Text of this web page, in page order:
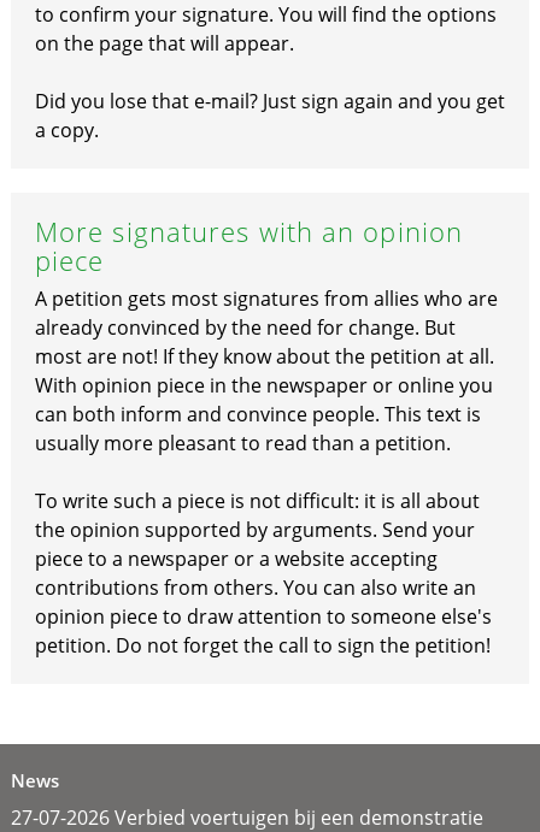
to confirm your signature. You will find the options
on the page that will appear.
Did you lose that e-mail? Just sign again and you get
a copy.
More signatures with an opinion
piece
A petition gets most signatures from allies who are
already convinced by the need for change. But
most are not! If they know about the petition at all.
With opinion piece in the newspaper or online you
can both inform and convince people. This text is
usually more pleasant to read than a petition.
To write such a piece is not difficult: it is all about
the opinion supported by arguments. Send your
piece to a newspaper or a website accepting
contributions from others. You can also write an
opinion piece to draw attention to someone else's
petition. Do not forget the call to sign the petition!
News
27-07-2026 Verbied voertuigen bij een demonstratie